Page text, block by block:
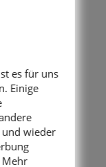
|kurz
es für uns
Einige
wieder
Mehr